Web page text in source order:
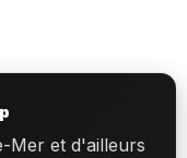
Mer et d'ailleurs